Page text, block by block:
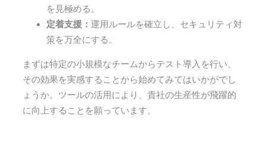
を見極める。
定着支援： 運用ルールを確立し、セキュリティ対
策を万全にする。
まずは特定の小規模なチームからテスト導入を行い、
その効果を実感することから始めてみてはいかがでし
ょうか。ツールの活用により、貴社の生産性が飛躍的
に向上することを願っています。